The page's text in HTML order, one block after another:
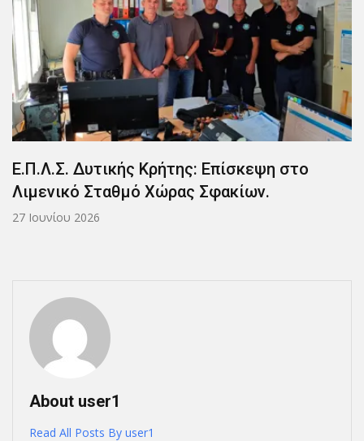
Κρήτης: Επίσκεψη στο
Χώρας Σφακίων.
Ε.Π.Λ.Σ.
About user1
Read All Posts By user1